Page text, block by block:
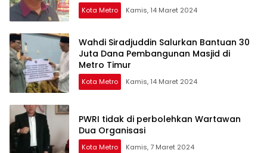
Kota Metro Kamis, 14 Maret 2024
Wahdi Siradjuddin Salurkan Bantuan 30
Juta Dana Pembangunan Masjid di
Metro Timur
Kota Metro Kamis, 14 Maret 2024
PWRI tidak di perbolehkan Wartawan
Dua Organisasi
Kota Metro Kamis, 7 Maret 2024